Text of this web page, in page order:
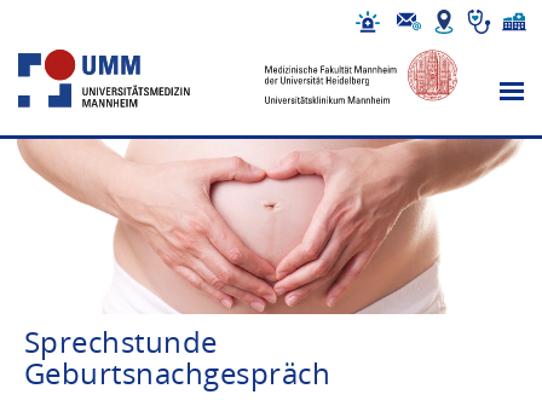
Sprechstunde
Geburtsnachgespräch